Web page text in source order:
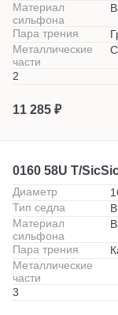
Материал
сильфона
Пара трения
Металлические
части
2
11 285 ₽
0160 58U T/
Диаметр
Тип седла
Материал
сильфона
Пара трения
Металлические
части
3